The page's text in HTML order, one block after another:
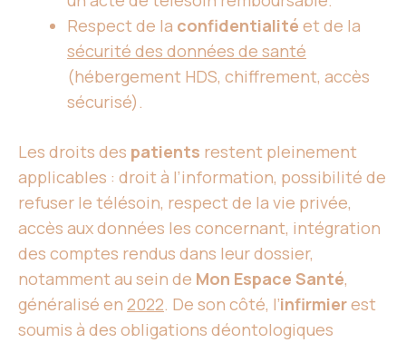
Respect de la confidentialité et de la
sécurité des données de santé
(hébergement HDS, chiffrement, accès
sécurisé).
Les droits des patients restent pleinement
applicables : droit à l’information, possibilité de
refuser le télésoin, respect de la vie privée,
accès aux données les concernant, intégration
des comptes rendus dans leur dossier,
notamment au sein de Mon Espace Santé,
généralisé en 2022. De son côté, l’infirmierest
soumis à des obligations déontologiques